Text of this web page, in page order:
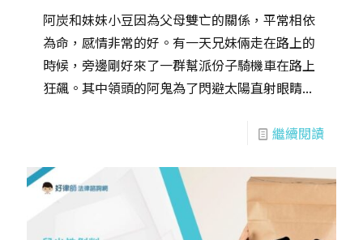
阿炭和妹妹小豆因為父母雙亡的關係，平常相依
為命，感情非常的好。有一天兄妹倆走在路上的
時候，旁邊剛好來了一群幫派份子騎機車在路上
狂飆。其中領頭的阿鬼為了閃避太陽直射眼睛...
繼續閱讀